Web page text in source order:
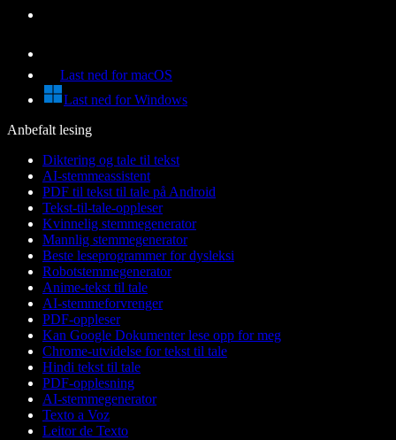
Last ned for macOS
Last ned for Windows
Anbefalt lesing
Diktering og tale til tekst
AI-stemmeassistent
PDF til tekst til tale på Android
Tekst-til-tale-oppleser
Kvinnelig stemmegenerator
Mannlig stemmegenerator
Beste leseprogrammer for dysleksi
Robotstemmegenerator
Anime-tekst til tale
AI-stemmeforvrenger
PDF-oppleser
Kan Google Dokumenter lese opp for meg
Chrome-utvidelse for tekst til tale
Hindi tekst til tale
PDF-opplesning
AI-stemmegenerator
Texto a Voz
Leitor de Texto